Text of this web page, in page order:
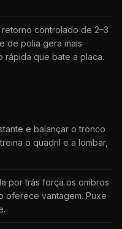
controlado de 2–3
de polia gera mais
rápida que bate a placa.
e balançar o tronco
o quadril e a lombar,
por trás força os ombros
oferece vantagem. Puxe